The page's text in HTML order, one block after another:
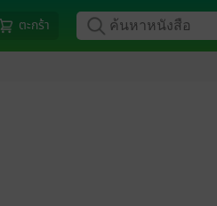
ตะกร้า